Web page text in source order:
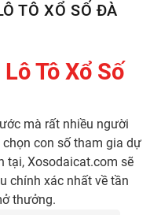
TÔ XỔ SỐ ĐÀ
Tô Xổ Số
mà rất nhiều người
con số tham gia dự
tại, Xosodaicat.com sẽ
chính xác nhất về tần
thưởng.